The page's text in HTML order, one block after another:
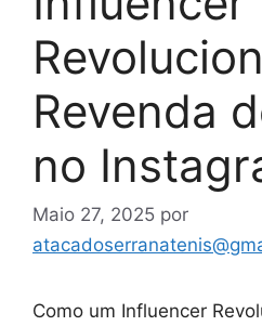
Revenda
no
Maio 27, 2025 por
Como um Influencer